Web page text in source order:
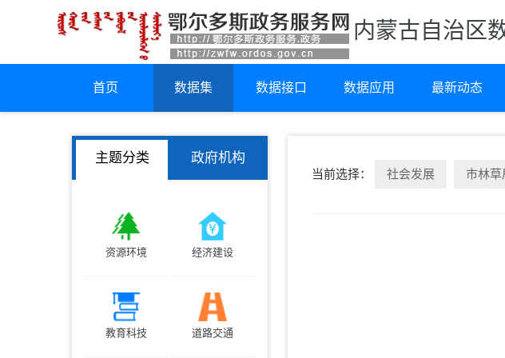
内蒙古自治区
首页 数据集 数据接口 数据应用 最新动态
主题分类 政府机构
资源环境 经济建设
教育科技 道路交通
当前选择： 社会发展 市林草